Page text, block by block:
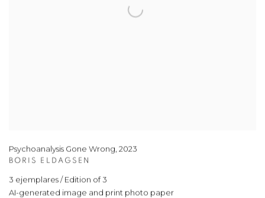
Psychoanalysis Gone Wrong, 2023
BORIS ELDAGSEN
3 ejemplares / Edition of 3
AI-generated image and print photo paper